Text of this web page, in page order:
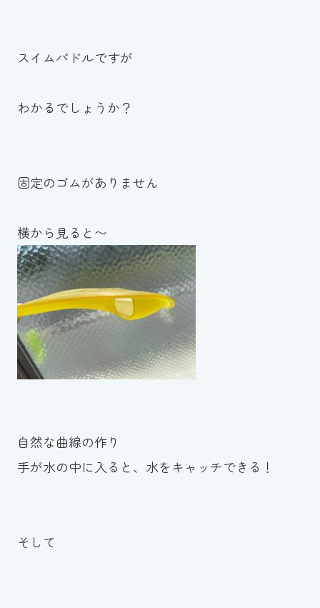
スイムパドルですが
わかるでしょうか？
固定のゴムがありません
横から見ると〜
自然な曲線の作り
手が水の中に入ると、水をキャッチできる！
そして